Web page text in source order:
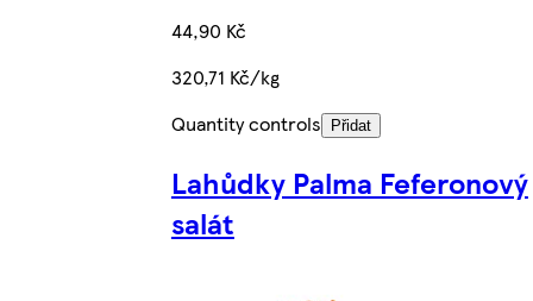
44,90 Kč
320,71 Kč/kg
Quantity controls
Přidat
Lahůdky Palma Feferonový
salát